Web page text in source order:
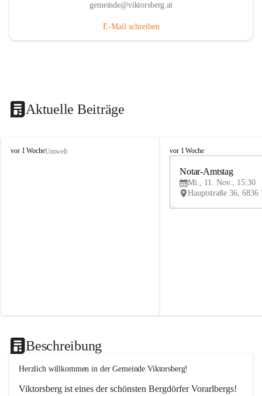
gemeinde@viktorsberg.at
E-Mail schreiben
Aktuelle Beiträge
V
vor 1 WocheUmwelt
V
vor 1 Woche
Notar-Amtstag
Mi., 11. Nov., 15:30
Beschreibung
Herzlich willkommen in der Gemeinde Viktorsberg!
Viktorsberg ist eines der schönsten Bergdörfer Vorarlbergs!